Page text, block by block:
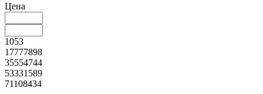
Цена
1053
17777898
35554744
53331589
71108434